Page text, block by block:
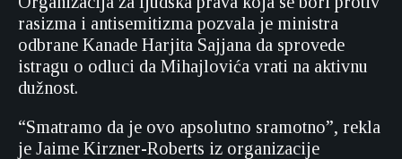
rasizma i antisemitizma pozvala je ministra
odbrane Kanade Harjita Sajjana da sprovede
istragu o odluci da Mihajlovića vrati na aktivnu
dužnost.
“Smatramo da je ovo apsolutno sramotno”, rekla
je Jaime Kirzner-Roberts iz organizacije